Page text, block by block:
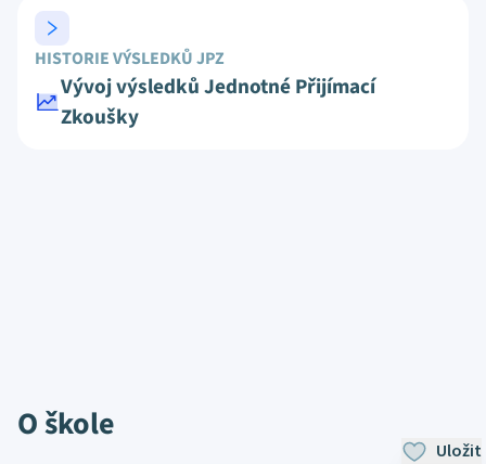
HISTORIE VÝSLEDKŮ JPZ
Vývoj výsledků Jednotné Přijímací
Zkoušky
O škole
Uložit